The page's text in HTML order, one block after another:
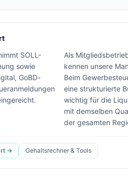
SOLL-
sowie
GoBD-
Als
kennen unsere
Beim
eine strukturierte
wichtig für die
mit demselben
der gesamten
→ Gehaltsrechner & Tools